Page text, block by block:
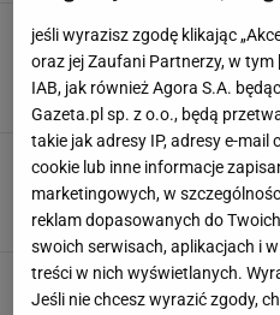
Te mule robią
Sinsay kusi
KLAPKI KLAPKI
KLAPKI SKÓRZANE
To nie
lato 2026 i
KLAPKI DAMSKIE
Gino Rossi ma
jeśli wyrazisz zgodę klikając
oraz jej Zaufani Partnerzy, w tym [
IAB, jak również Agora S.A.
Gazeta.pl sp. z o.o., będą
takie jak adresy IP, adresy e-
cookie lub inne informacje
marketingowych, w
reklam dopasowanych do
swoich serwisach, aplikacjach i
treści w nich wyświetlanych.
Jeśli nie chcesz wyrazić zgody,